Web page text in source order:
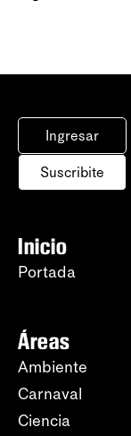
Ingresar
Suscribite
Inicio
Portada
Áreas
Ambiente
Carnaval
Ciencia